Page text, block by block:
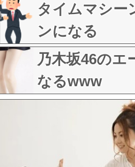
タイムマシー
ンになる
乃木坂46のエ
なるwww